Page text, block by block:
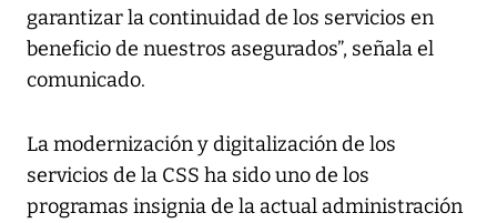
garantizar la continuidad de los servicios en
beneficio de nuestros asegurados”, señala el
comunicado.
La modernización y digitalización de los
servicios de la CSS ha sido uno de los
programas insignia de la actual administración